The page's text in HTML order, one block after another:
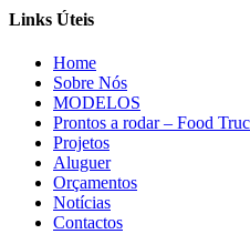
Links Úteis
Home
Sobre Nós
MODELOS
Prontos a rodar – Food
Projetos
Aluguer
Orçamentos
Notícias
Contactos